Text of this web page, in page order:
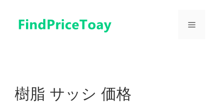
メ
樹脂 サッシ 価格